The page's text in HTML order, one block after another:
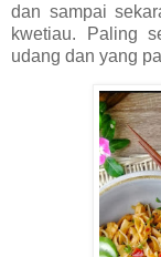
dan sampai
kwetiau. Paling
udang dan yang